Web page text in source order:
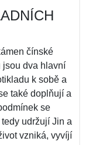
čínské
jsou dva hlavní
k sobě a
také doplňují a
se
udržují Jin a
vzniká, vyvíjí